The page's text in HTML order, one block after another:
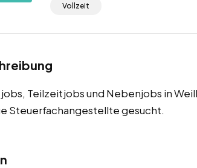
Vollzeit
Teilzeitjobs und Nebenjobs in
Steuerfachangestellte gesucht.